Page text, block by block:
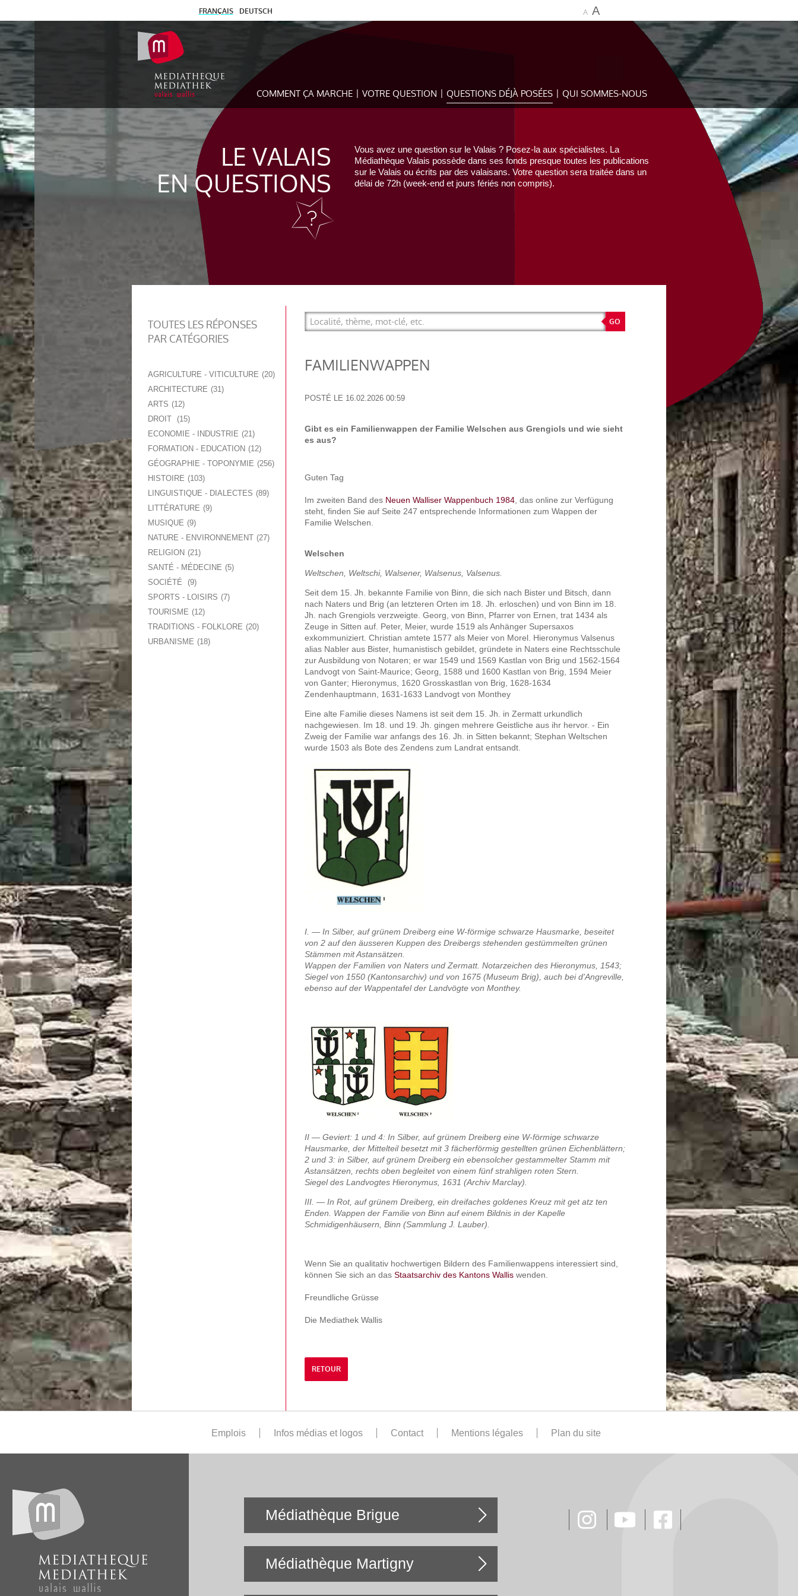
FRANÇAIS DEUTSCH A A
COMMENT ÇA MARCHE VOTRE QUESTION QUESTIONS DÉJÀ POSÉES QUI SOMMES-NOUS
LE VALAIS
EN QUESTIONS
Vous avez une question sur le Valais ? Posez-la aux spécialistes. La
Médiathèque Valais possède dans ses fonds presque toutes les publications
sur le Valais ou écrits par des valaisans. Votre question sera traitée dans un
délai de 72h (week-end et jours fériés non compris).
TOUTES LES RÉPONSES
PAR CATÉGORIES
AGRICULTURE - VITICULTURE
20
ARCHITECTURE
31
ARTS
12
DROIT
15
ECONOMIE - INDUSTRIE
21
FORMATION - EDUCATION
12
GÉOGRAPHIE - TOPONYMIE
256
HISTOIRE
103
LINGUISTIQUE - DIALECTES
89
LITTÉRATURE
9
MUSIQUE
9
NATURE - ENVIRONNEMENT 27
RELIGION
21
SANTÉ - MÉDECINE
5
SOCIÉTÉ
9
SPORTS - LOISIRS
7
TOURISME
12
TRADITIONS - FOLKLORE
20
URBANISME
18
FAMILIENWAPPEN
POSTÉ LE 16.02.2026 00:59
Gibt es ein Familienwappen der Familie Welschen aus Grengiols und wie sieht
es aus?
Guten Tag
Im zweiten Band des Neuen Walliser Wappenbuch 1984, das online zur Verfügung
steht, finden Sie auf Seite 247 entsprechende Informationen zum Wappen der
Familie Welschen.
Welschen
Weltschen, Weltschi, Walsener, Walsenus, Valsenus.
Seit dem 15. Jh. bekannte Familie von Binn, die sich nach Bister und Bitsch, dann
nach Naters und Brig (an letzteren Orten im 18. Jh. erloschen) und von Binn im 18.
Jh. nach Grengiols verzweigte. Georg, von Binn, Pfarrer von Ernen, trat 1434 als
Zeuge in Sitten auf. Peter, Meier, wurde 1519 als Anhänger Supersaxos
exkommuniziert. Christian amtete 1577 als Meier von Morel. Hieronymus Valsenus
alias Nabler aus Bister, humanistisch gebildet, gründete in Naters eine Rechtsschule
zur Ausbildung von Notaren; er war 1549 und 1569 Kastlan von Brig und 1562-1564
Landvogt von Saint-Maurice; Georg, 1588 und 1600 Kastlan von Brig, 1594 Meier
von Ganter; Hieronymus, 1620 Grosskastlan von Brig, 1628-1634
Zendenhauptmann, 1631-1633 Landvogt von Monthey
Eine alte Familie dieses Namens ist seit dem 15. Jh. in Zermatt urkundlich
nachgewiesen. Im 18. und 19. Jh. gingen mehrere Geistliche aus ihr hervor. - Ein
Zweig der Familie war anfangs des 16. Jh. in Sitten bekannt; Stephan Weltschen
wurde 1503 als Bote des Zendens zum Landrat entsandt.
I. — In Silber, auf grünem Dreiberg eine W-förmige schwarze Hausmarke, beseitet
von 2 auf den äusseren Kuppen des Dreibergs stehenden gestümmelten grünen
Stämmen mit Astansätzen.
Wappen der Familien von Naters und Zermatt. Notarzeichen des Hieronymus, 1543;
Siegel von 1550 (Kantonsarchiv) und von 1675 (Museum Brig), auch bei d'Angreville,
ebenso auf der Wappentafel der Landvögte von Monthey.
II — Geviert: 1 und 4: In Silber, auf grünem Dreiberg eine W-förmige schwarze
Hausmarke, der Mittelteil besetzt mit 3 fächerförmig gestellten grünen Eichenblättern;
2 und 3: in Silber, auf grünem Dreiberg ein ebensolcher gestammelter Stamm mit
Astansätzen, rechts oben begleitet von einem fünf strahligen roten Stern.
Siegel des Landvogtes Hieronymus, 1631 (Archiv Marclay).
III. — In Rot, auf grünem Dreiberg, ein dreifaches goldenes Kreuz mit get atz ten
Enden. Wappen der Familie von Binn auf einem Bildnis in der Kapelle
Schmidigenhäusern, Binn (Sammlung J. Lauber).
Wenn Sie an qualitativ hochwertigen Bildern des Familienwappens interessiert sind,
können Sie sich an das Staatsarchiv des Kantons Wallis wenden.
Freundliche Grüsse
Die Mediathek Wallis
RETOUR
Emplois Infos médias et logos Contact Mentions légales Plan du site
Médiathèque Brigue
Médiathèque Martigny